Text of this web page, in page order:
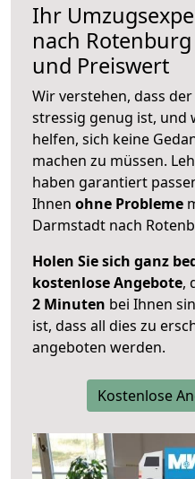
Ihr
nach
und Preiswert
Wir verstehen, dass
stressig genug ist, und
helfen, sich keine
machen zu müssen.
haben garantiert
Ihnen ohne Probleme
Darmstadt nach
Holen Sie sich ganz
kostenlose Angebote,
2 Minuten bei Ihnen
ist, dass all dies zu
angeboten werden.
Kostenlose